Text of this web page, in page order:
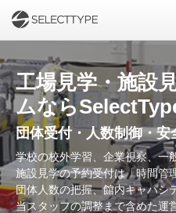
工場見学・施設
ムなら
団体受付・人数制御・
学校の校外学習、企業視察、一
施設見学の予約受付は「時間管
団体人数の把握、館内キャパシ
当スタッフの調整まで含めた運